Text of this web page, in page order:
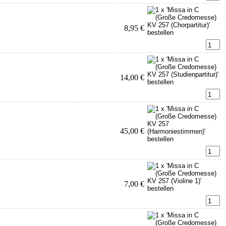
8,95 €
14,00 €
45,00 €
7,00 €